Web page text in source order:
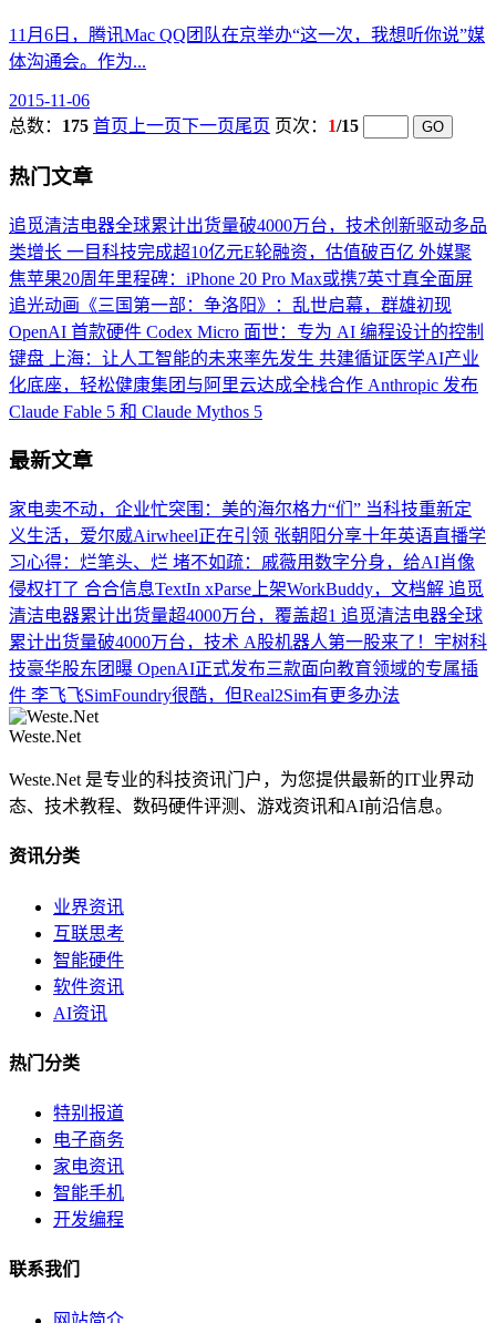
11月6日，腾讯Mac QQ团队在京举办“这一次，我想听你说”媒
体沟通会。作为...
2015-11-06
总数： 175 首页 上一页下一页尾页 页次： 1/15
热门文章
追觅清洁电器全球累计出货量破4000万台，技术创新驱动多品
类增长 一目科技完成超10亿元E轮融资，估值破百亿 外媒聚
焦苹果20周年里程碑：iPhone 20 Pro Max或携7英寸真全面屏
追光动画《三国第一部：争洛阳》：乱世启幕，群雄初现
OpenAI 首款硬件 Codex Micro 面世：专为 AI 编程设计的控制
键盘
上海：让人工智能的未来率先发生 共建循证医学AI产业
化底座，轻松健康集团与阿里云达成全栈合作 Anthropic 发布
Claude Fable 5 和 Claude Mythos 5
最新文章
家电卖不动，企业忙突围：美的海尔格力“们” 当科技重新定
义生活，爱尔威Airwheel正在引领 张朝阳分享十年英语直播学
习心得：烂笔头、烂 堵不如疏：戚薇用数字分身，给AI肖像
侵权打了 合合信息TextIn xParse上架WorkBuddy，文档解 追觅
清洁电器累计出货量超4000万台，覆盖超1 追觅清洁电器全球
累计出货量破4000万台，技术 A股机器人第一股来了！宇树科
技豪华股东团曝 OpenAI正式发布三款面向教育领域的专属插
件 李飞飞SimFoundry很酷，但Real2Sim有更多办法
Weste.Net
Weste.Net 是专业的科技资讯门户，为您提供最新的IT业界动
态、技术教程、数码硬件评测、游戏资讯和AI前沿信息。
资讯分类
业界资讯
互联思考
智能硬件
软件资讯
AI资讯
热门分类
特别报道
电子商务
家电资讯
智能手机
开发编程
联系我们